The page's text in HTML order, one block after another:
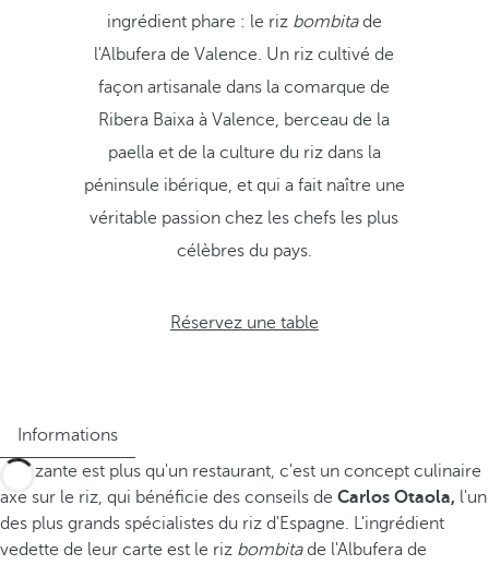
ingrédient phare : le riz bombitade
l'Albufera de Valence. Un riz cultivé de
façon artisanale dans la comarque de
Ribera Baixa à Valence, berceau de la
paella et de la culture du riz dans la
péninsule ibérique, et qui a fait naître une
véritable passion chez les chefs les plus
célèbres du pays.
Réservez une table
Informations
Arrozante est plus qu'un restaurant, c'est un concept culinaire
axé sur le riz, qui bénéficie des conseils de Carlos Otaola, l'un
des plus grands spécialistes du riz d'Espagne. L'ingrédient
vedette de leur carte est le riz bombitade l'Albufera de